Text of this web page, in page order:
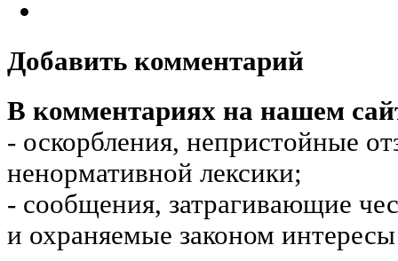
Добавить комментарий
В комментариях на нашем
- оскорбления, непристойные
ненормативной лексики;
- сообщения, затрагивающие
и охраняемые законом